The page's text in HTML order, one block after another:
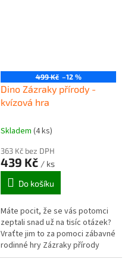
499 Kč –12 %
Dino Zázraky přírody -
kvízová hra
Skladem (4 ks)
363 Kč bez DPH
439 Kč / ks
Do košíku
Máte pocit, že se vás potomci
zeptali snad už na tisíc otázek?
Vraťte jim to za pomoci zábavné
rodinné hry Zázraky přírody
inspirované stejnojmenným